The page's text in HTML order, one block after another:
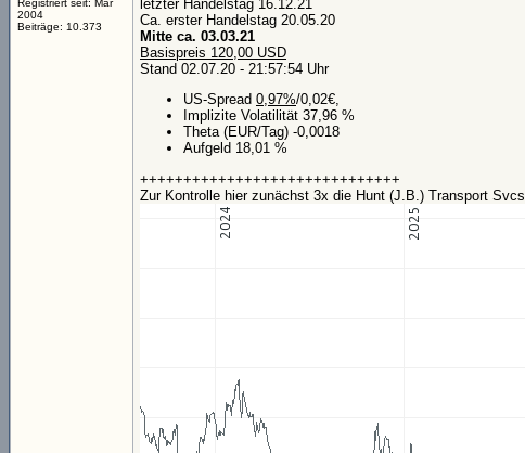
Registriert seit: Mar
2004
Beiträge: 10.373
letzter Handelstag 16.12.21
Ca. erster Handelstag 20.05.20
Mitte ca. 03.03.21
Basispreis 120,00 USD
Stand 02.07.20 - 21:57:54 Uhr
US-Spread 0,97%/0,02€,
Implizite Volatilität 37,96 %
Theta (EUR/Tag) -0,0018
Aufgeld 18,01 %
++++++++++++++++++++++++++++++
Zur Kontrolle hier zunächst 3x die Hunt (J.B.) Transport Svcs